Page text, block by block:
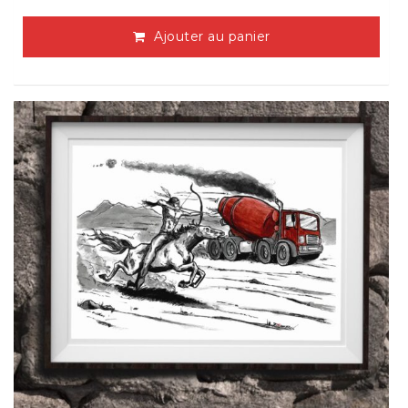
Ajouter au panier